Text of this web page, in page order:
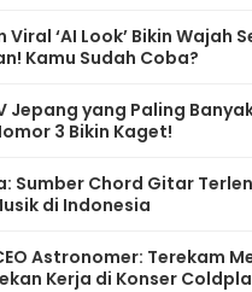
Viral ‘AI Look’ Bikin Wajah
Kamu Sudah Coba?
Jepang yang Paling
3 Bikin Kaget!
Sumber Chord Gitar
di Indonesia
Astronomer: Terekam
Kerja di Konser